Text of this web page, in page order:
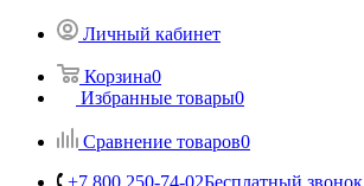
Личный кабинет
Корзина0
Избранные товары0
Сравнение товаров0
+7 800 250-74-02Бесплатный звонок